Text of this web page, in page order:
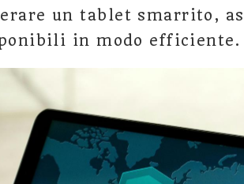
un tablet smarrito,
in modo efficiente.